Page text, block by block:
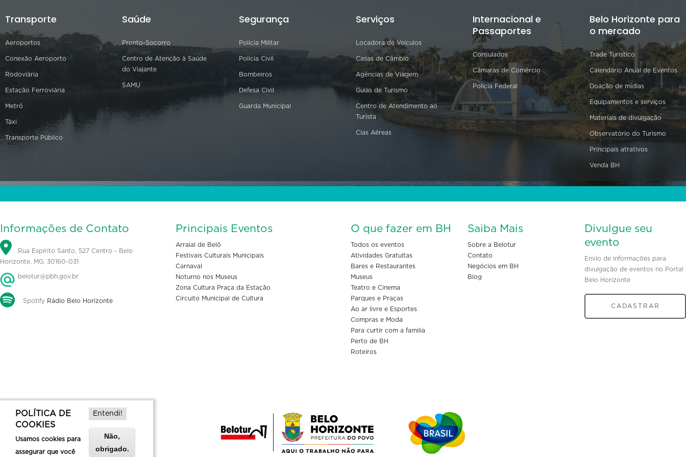
Transporte
Aeroportos
Conexão Aeroporto
Rodoviária
Estação Ferroviária
Metrô
Táxi
Transporte Público
Saúde
Pronto-Socorro
Centro de Atenção à Saúde
do Viajante
SAMU
Segurança
Polícia Militar
Polícia Civil
Bombeiros
Defesa Civil
Guarda Municipal
Serviços
Locadora de Veículos
Casas de Câmbio
Agências de Viagem
Guias de Turismo
Centro de Atendimento ao
Turista
Cias Aéreas
Internacional e
Passaportes
Consulados
Câmaras de Comércio
Polícia Federal
Belo Horizonte para
o mercado
Trade Turístico
Calendário Anual de Eventos
Doação de mídias
Equipamentos e serviços
Materiais de divulgação
Observatório do Turismo
Principais atrativos
Venda BH
Informações de Contato
Rua Espírito Santo, 527 Centro - Belo
Horizonte, MG, 30160-031
belotur@pbh.gov.br
Spotify Rádio Belo Horizonte
Principais Eventos
Arraial de Belô
Festivais Culturais Municipais
Carnaval
Noturno nos Museus
Zona Cultura Praça da Estação
Circuito Municipal de Cultura
O que fazer em BH
Todos os eventos
Atividades Gratuitas
Bares e Restaurantes
Museus
Teatro e Cinema
Parques e Praças
Ao ar livre e Esportes
Compras e Moda
Para curtir com a familia
Perto de BH
Roteiros
Saiba Mais
Sobre a Belotur
Contato
Negócios em BH
Blog
Divulgue seu
evento
Envio de informações para
divulgação de eventos no Portal
Belo Horizonte
CADASTRAR
POLÍTICA DE
COOKIES
Usamos cookies para
assegurar que você
Entendi!
Não,
obrigado.